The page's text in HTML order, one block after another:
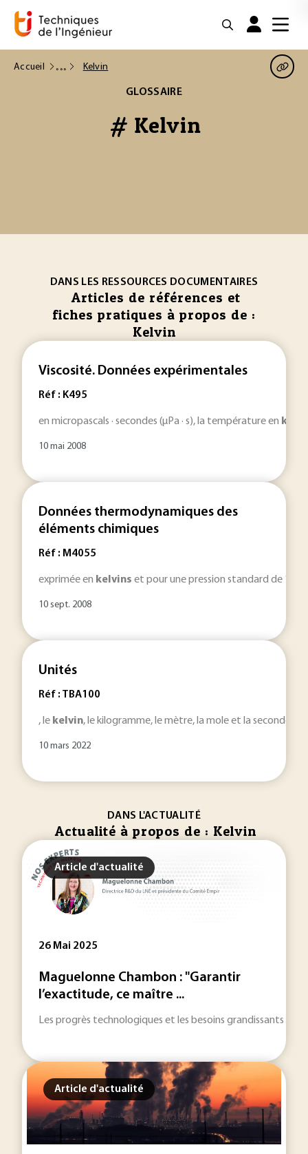
Accueil Kelvin
GLOSSAIRE
# Kelvin
DANS LES RESSOURCES DOCUMENTAIRES
Articles de références et
fiches pratiques à propos de :
Kelvin
Viscosité. Données expérimentales
Réf : K495
en micropascals · secondes (µPa · s), la température en
10 mai 2008
Données thermodynamiques des
éléments chimiques
Réf : M4055
exprimée en kelvins et pour une pression standard de 1
10 sept. 2008
Unités
Réf : TBA100
, le kelvin, le kilogramme, le mètre, la mole et la seconde. Il
10 mars 2022
DANS L'ACTUALITÉ
Actualité à propos de : Kelvin
Article d'actualité
26 Mai 2025
Maguelonne Chambon : "Garantir
l’exactitude, ce maître ...
Les progrès technologiques et les besoins grandissants
Article d'actualité